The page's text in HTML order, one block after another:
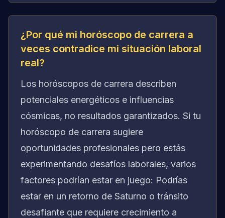
¿Por qué mi horóscopo de carrera a
veces contradice mi situación laboral
real?
Los horóscopos de carrera describen
potenciales energéticos e influencias
cósmicas, no resultados garantizados. Si tu
horóscopo de carrera sugiere
oportunidades profesionales pero estás
experimentando desafíos laborales, varios
factores podrían estar en juego: Podrías
estar en un retorno de Saturno o tránsito
desafiante que requiere crecimiento a